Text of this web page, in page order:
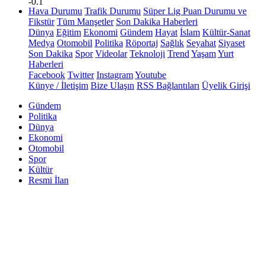
Hava Durumu Trafik Durumu Süper Lig Puan Durumu ve
Fikstür Tüm Manşetler Son Dakika Haberleri
Dünya Eğitim Ekonomi Gündem Hayat İslam Kültür-Sanat
Medya Otomobil Politika Röportaj Sağlık Seyahat Siyaset
Son Dakika Spor Videolar Teknoloji Trend YaşamYurt
Haberleri
Facebook Twitter InstagramYoutube
Künye / İletişim Bize Ulaşın RSS Bağlantıları Üyelik Girişi
Gündem
Politika
Dünya
Ekonomi
Otomobil
Spor
Kültür
Resmi İlan